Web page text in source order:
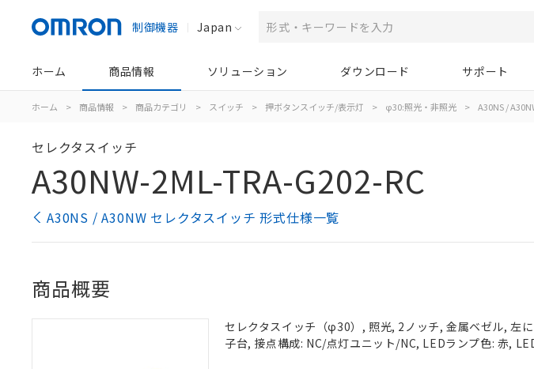
制御機器 Japan
ホーム 商品情報 ソリューション ダウンロード サポート
ホーム > 商品情報 > 商品カテゴリ > スイッチ > 押ボタンスイッチ/表示灯 > φ30:照光・非照光 > A30NS /
セレクタスイッチ
A30NW-2ML-TRA-G202-RC
A30NS / A30NW セレクタスイッチ 形式仕様一覧
商品概要
セレクタスイッチ（φ30）, 照光, 2ノッチ, 金属ベゼル, 左
子台, 接点構成: NC/点灯ユニット/NC, LEDランプ色: 赤,